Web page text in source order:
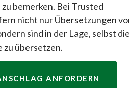
bemerken. Bei Trusted
nicht nur Übersetzungen
sind in der Lage, selbst die
zu übersetzen.
ANFORDERN